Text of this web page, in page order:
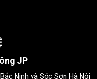
JP
Ninh và Sóc Sơn Hà Nội